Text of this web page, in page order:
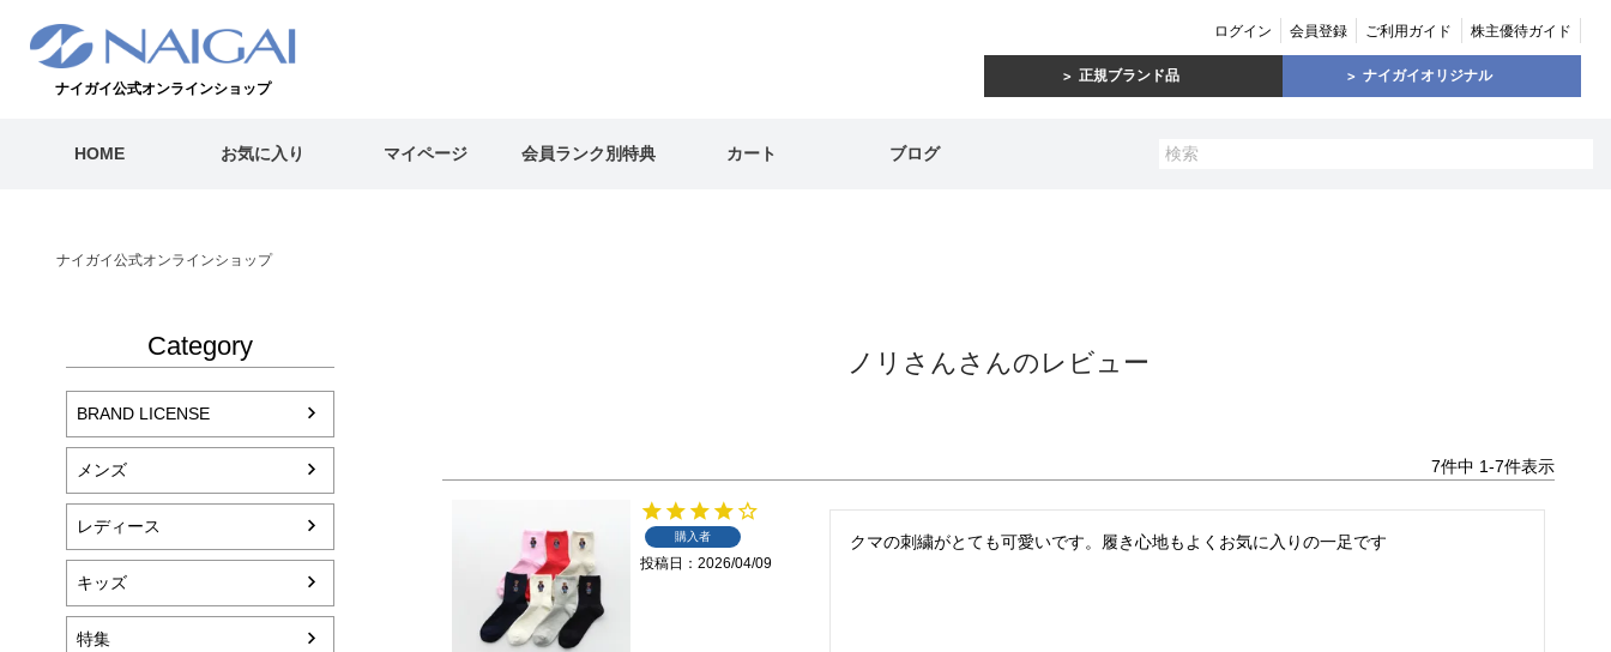
ナイガイ公式オンラインショップ
ログイン 会員登録 ご利用ガイド 株主優待ガイド
正規ブランド品 ナイガイオリジナル
HOME お気に入り マイページ 会員ランク別特典 カート ブログ
ナイガイ公式オンラインショップ
Category
BRAND LICENSE
メンズ
レディース
キッズ
特集
ノリさんさんのレビュー
7件中 1-7件表示
購入者
投稿日 2026/04/09
クマの刺繍がとても可愛いです。履き心地もよくお気に入りの一足です